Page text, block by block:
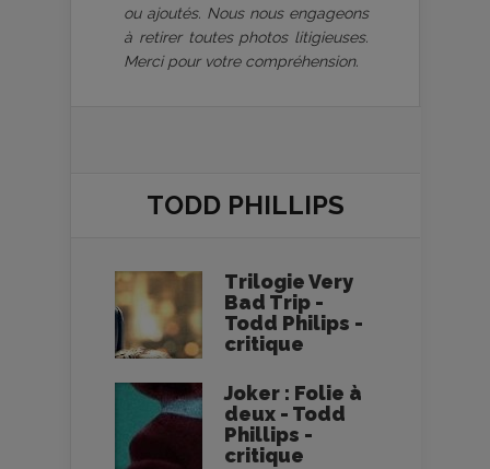
ou ajoutés. Nous nous engageons
à retirer toutes photos litigieuses.
Merci pour votre compréhension.
TODD PHILLIPS
Trilogie Very
Bad Trip -
Todd Philips -
critique
Joker : Folie à
deux - Todd
Phillips -
critique